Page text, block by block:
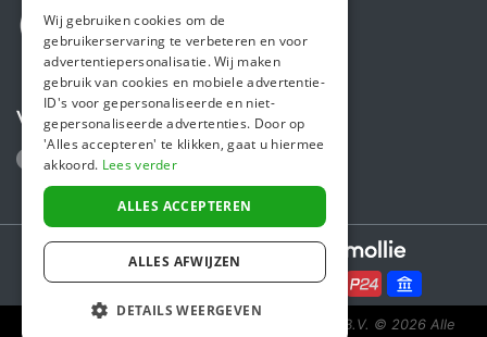
Volg ons
Secure payments powered by
Steunactie is een initiatief van Sponsor Europe B.V. © 2026 Alle
ENGLISH
Wij gebruiken cookies om de
gebruikerservaring te verbeteren en voor
advertentiepersonalisatie. Wij maken
gebruik van cookies en mobiele advertentie-
ID's voor gepersonaliseerde en niet-
gepersonaliseerde advertenties. Door op
'Alles accepteren' te klikken, gaat u hiermee
akkoord. Lees verder
ALLES ACCEPTEREN
ALLES AFWIJZEN
DETAILS WEERGEVEN